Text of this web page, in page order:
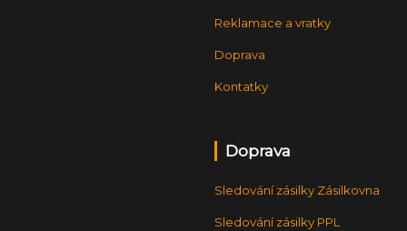
Reklamace a vratky
Doprava
Kontatky
Doprava
Sledování zásilky Zásilkovna
Sledování zásilky PPL